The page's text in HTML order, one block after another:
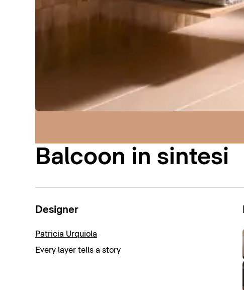
Balcoon in sintesi
Designer
Patricia Urquiola
Every layer tells a story